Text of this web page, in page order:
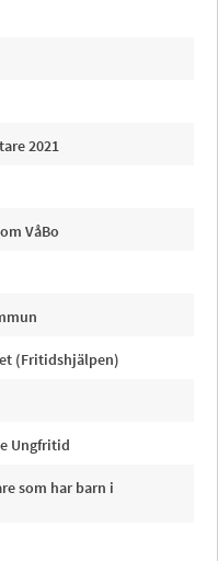
2021
VåBo
(Fritidshjälpen)
Ungfritid
som har barn i